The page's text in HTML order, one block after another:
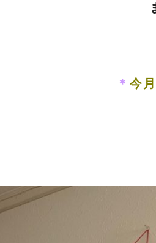
＊ 今